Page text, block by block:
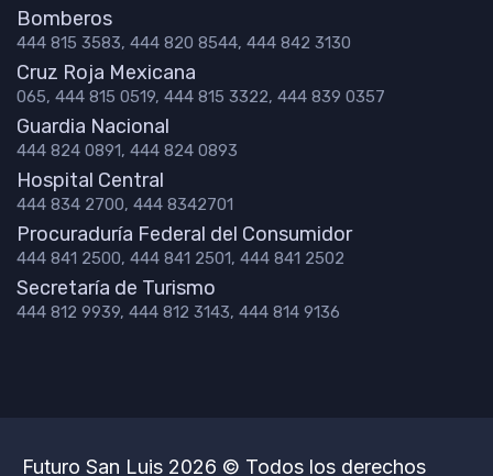
Bomberos
444 815 3583, 444 820 8544, 444 842 3130
Cruz Roja Mexicana
065, 444 815 0519, 444 815 3322, 444 839 0357
Guardia Nacional
444 824 0891, 444 824 0893
Hospital Central
444 834 2700, 444 8342701
Procuraduría Federal del Consumidor
444 841 2500, 444 841 2501, 444 841 2502
Secretaría de Turismo
444 812 9939, 444 812 3143, 444 814 9136
Futuro San Luis 2026 © Todos los derechos